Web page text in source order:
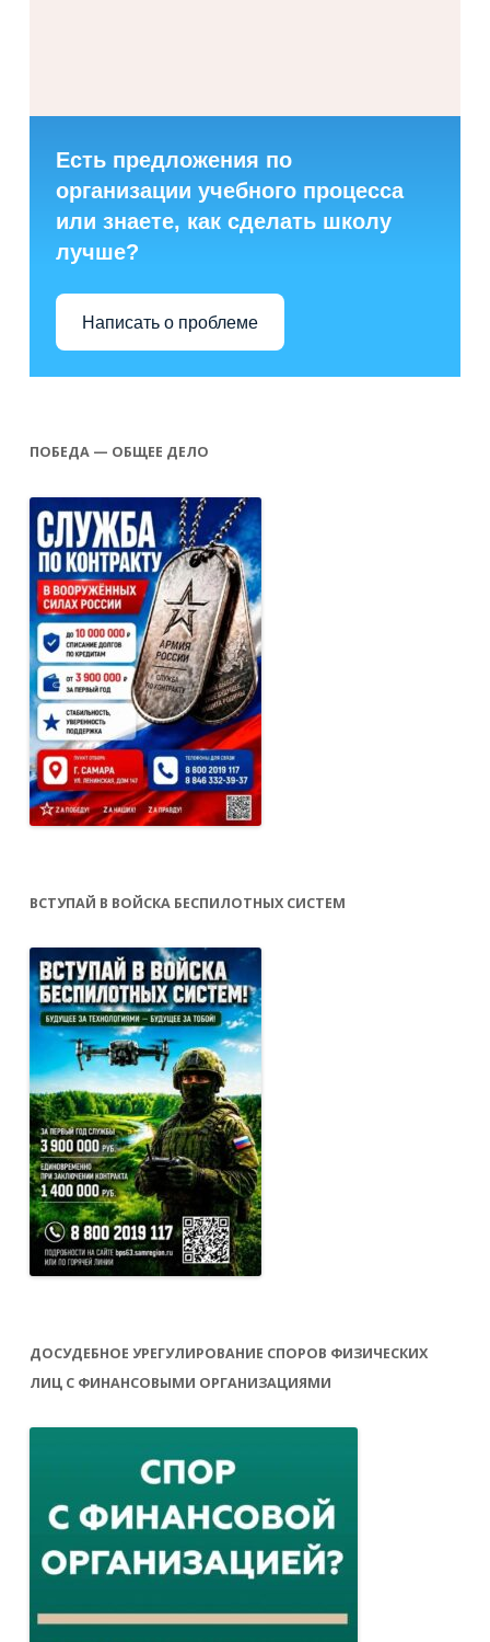
Есть предложения по
организации учебного процесса
или знаете, как сделать школу
лучше?
Написать о проблеме
ПОБЕДА — ОБЩЕЕ ДЕЛО
ВСТУПАЙ В ВОЙСКА БЕСПИЛОТНЫХ СИСТЕМ
ДОСУДЕБНОЕ УРЕГУЛИРОВАНИЕ СПОРОВ ФИЗИЧЕСКИХ
ЛИЦ С ФИНАНСОВЫМИ ОРГАНИЗАЦИЯМИ